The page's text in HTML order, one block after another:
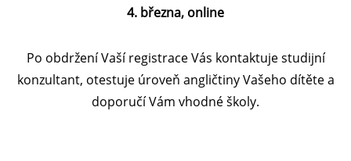
4. března, online
Po obdržení Vaší registrace Vás kontaktuje studijní
konzultant, otestuje úroveň angličtiny Vašeho dítěte a
doporučí Vám vhodné školy.